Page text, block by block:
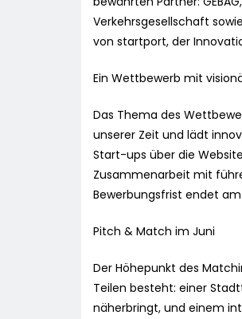
Verkehrsgesellschaft
von startport, der
Ein Wettbewerb mit
Das Thema des
unserer Zeit und lädt
Start-ups über die
Zusammenarbeit mit
Bewerbungsfrist endet am
Pitch & Match im Juni
Der Höhepunkt des
Teilen besteht: einer
näherbringt, und einem